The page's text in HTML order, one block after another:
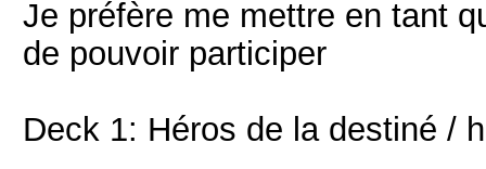
Je préfère me mettre en tant
de pouvoir participer
Deck 1: Héros de la destiné /